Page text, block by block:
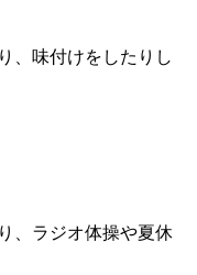
、味付けをしたりし
、ラジオ体操や夏休